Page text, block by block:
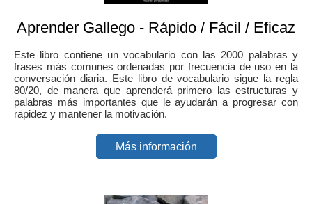
Aprender Gallego - Rápido / Fácil / Eficaz
Este libro contiene un vocabulario con las 2000 palabras y
frases más comunes ordenadas por frecuencia de uso en la
conversación diaria. Este libro de vocabulario sigue la regla
80/20, de manera que aprenderá primero las estructuras y
palabras más importantes que le ayudarán a progresar con
rapidez y mantener la motivación.
Más información